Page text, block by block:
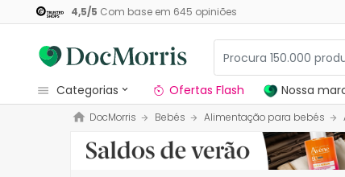
4,5/5 Com base em 645 opiniões
categorias
Dermocosmetica
Nossa marca
Ofertas Flash Nossa
DocMorris Bebés Alimentação para bebés